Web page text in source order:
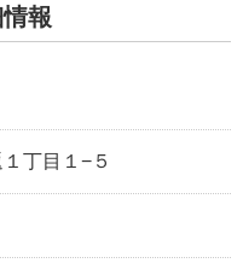
報
丁目１−５